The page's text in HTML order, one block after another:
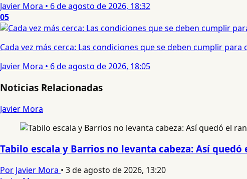
Javier Mora • 6 de agosto de 2026, 18:32
05
Cada vez más cerca: Las condiciones que se deben cumplir
Javier Mora • 6 de agosto de 2026, 18:05
Noticias Relacionadas
Javier Mora
Tabilo escala y Barrios no levanta cabeza: Así
Por Javier Mora • 3 de agosto de 2026, 13:20